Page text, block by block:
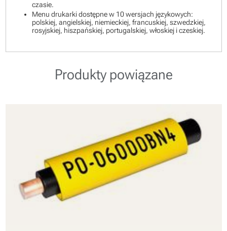
czasie.
Menu drukarki dostępne w 10 wersjach językowych:
polskiej, angielskiej, niemieckiej, francuskiej, szwedzkiej,
rosyjskiej, hiszpańskiej, portugalskiej, włoskiej i czeskiej.
Produkty powiązane